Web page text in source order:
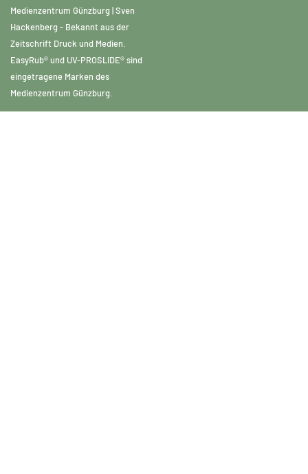
Medienzentrum Günzburg | Sven
Hackenberg - Bekannt aus der
Zeitschrift Druck und Medien.
EasyRub® und UV-PROSLIDE® sind
eingetragene Marken des
Medienzentrum Günzburg.